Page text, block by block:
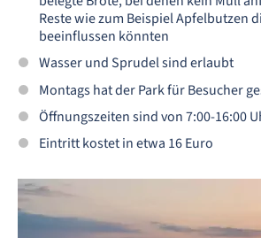
Reste wie zum Beispiel Apfelbutzen
beeinflussen könnten
Wasser und Sprudel sind erlaubt
Montags hat der Park für Besucher
Öffnungszeiten sind von 7:00-16:00
Eintritt kostet in etwa 16 Euro